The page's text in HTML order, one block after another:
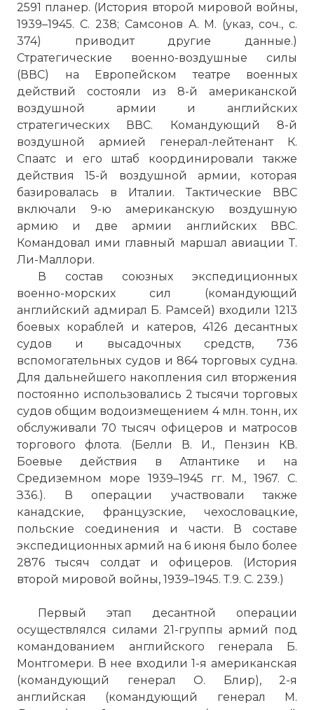
2591 планер. (История второй мировой войны,
1939–1945. С. 238; Самсонов А. М. (указ, соч., с.
374) приводит другие данные.)
Стратегические военно-воздушные силы
(ВВС) на Европейском театре военных
действий состояли из 8-й американской
воздушной армии и английских
стратегических ВВС. Командующий 8-й
воздушной армией генерал-лейтенант К.
Спаатс и его штаб координировали также
действия 15-й воздушной армии, которая
базировалась в Италии. Тактические ВВС
включали 9-ю американскую воздушную
армию и две армии английских ВВС.
Командовал ими главный маршал авиации Т.
Ли-Маллори.
В состав союзных экспедиционных
военно-морских сил (командующий
английский адмирал Б. Рамсей) входили 1213
боевых кораблей и катеров, 4126 десантных
судов и высадочных средств, 736
вспомогательных судов и 864 торговых судна.
Для дальнейшего накопления сил вторжения
постоянно использовались 2 тысячи торговых
судов общим водоизмещением 4 млн. тонн, их
обслуживали 70 тысяч офицеров и матросов
торгового флота. (Белли В. И., Пензин КВ.
Боевые действия в Атлантике и на
Средиземном море 1939–1945 гг. М., 1967. С.
З36.). В операции участвовали также
канадские, французские, чехословацкие,
польские соединения и части. В составе
экспедиционных армий на 6 июня было более
2876 тысяч солдат и офицеров. (История
второй мировой войны, 1939–1945. Т.9. С. 239.)
Первый этап десантной операции
осуществлялся силами 21-группы армий под
командованием английского генерала Б.
Монтгомери. В нее входили 1-я американская
(командующий генерал О. Блир), 2-я
английская (командующий генерал М.